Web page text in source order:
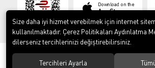
Download on the
App Store
© 2023ERY İş Güvenliği Ekipmanları. Tüm
Size daha iyi hizmet verebilmek için internet
kullanılmaktadır. Çerez Politikaları Aydınlatma
dilerseniz tercihlerinizi değiştirebilirsiniz.
Tercihleri Ayarla